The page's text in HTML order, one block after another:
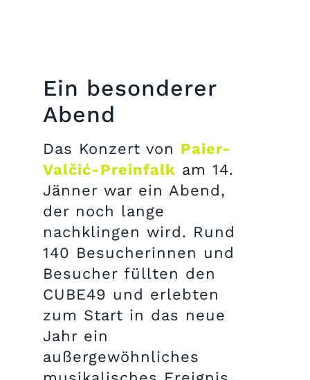
Ein besonderer
Abend
Das Konzert von Paier-
Valčić-Preinfalk am 14.
Jänner war ein Abend,
der noch lange
nachklingen wird. Rund
140 Besucherinnen und
Besucher füllten den
CUBE49 und erlebten
zum Start in das neue
Jahr ein
außergewöhnliches